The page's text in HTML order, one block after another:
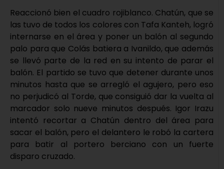
Reaccionó bien el cuadro rojiblanco. Chatún, que se
las tuvo de todos los colores con Tafa Kanteh, logró
internarse en el área y poner un balón al segundo
palo para que Colás batiera a Ivanildo, que además
se llevó parte de la red en su intento de parar el
balón. El partido se tuvo que detener durante unos
minutos hasta que se arregló el agujero, pero eso
no perjudicó al Torde, que consiguió dar la vuelta al
marcador solo nueve minutos después. Igor Irazu
intentó recortar a Chatún dentro del área para
sacar el balón, pero el delantero le robó la cartera
para batir al portero berciano con un fuerte
disparo cruzado.